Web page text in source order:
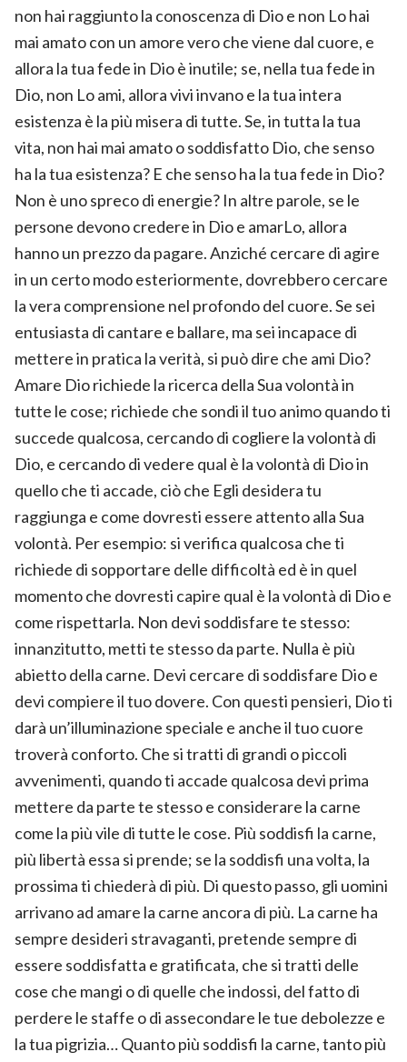
non hai raggiunto la conoscenza di Dio e non Lo hai
mai amato con un amore vero che viene dal cuore, e
allora la tua fede in Dio è inutile; se, nella tua fede in
Dio, non Lo ami, allora vivi invano e la tua intera
esistenza è la più misera di tutte. Se, in tutta la tua
vita, non hai mai amato o soddisfatto Dio, che senso
ha la tua esistenza? E che senso ha la tua fede in Dio?
Non è uno spreco di energie? In altre parole, se le
persone devono credere in Dio e amarLo, allora
hanno un prezzo da pagare. Anziché cercare di agire
in un certo modo esteriormente, dovrebbero cercare
la vera comprensione nel profondo del cuore. Se sei
entusiasta di cantare e ballare, ma sei incapace di
mettere in pratica la verità, si può dire che ami Dio?
Amare Dio richiede la ricerca della Sua volontà in
tutte le cose; richiede che sondi il tuo animo quando ti
succede qualcosa, cercando di cogliere la volontà di
Dio, e cercando di vedere qual è la volontà di Dio in
quello che ti accade, ciò che Egli desidera tu
raggiunga e come dovresti essere attento alla Sua
volontà. Per esempio: si verifica qualcosa che ti
richiede di sopportare delle difficoltà ed è in quel
momento che dovresti capire qual è la volontà di Dio e
come rispettarla. Non devi soddisfare te stesso:
innanzitutto, metti te stesso da parte. Nulla è più
abietto della carne. Devi cercare di soddisfare Dio e
devi compiere il tuo dovere. Con questi pensieri, Dio ti
darà un’illuminazione speciale e anche il tuo cuore
troverà conforto. Che si tratti di grandi o piccoli
avvenimenti, quando ti accade qualcosa devi prima
mettere da parte te stesso e considerare la carne
come la più vile di tutte le cose. Più soddisfi la carne,
più libertà essa si prende; se la soddisfi una volta, la
prossima ti chiederà di più. Di questo passo, gli uomini
arrivano ad amare la carne ancora di più. La carne ha
sempre desideri stravaganti, pretende sempre di
essere soddisfatta e gratificata, che si tratti delle
cose che mangi o di quelle che indossi, del fatto di
perdere le staffe o di assecondare le tue debolezze e
la tua pigrizia… Quanto più soddisfi la carne, tanto più